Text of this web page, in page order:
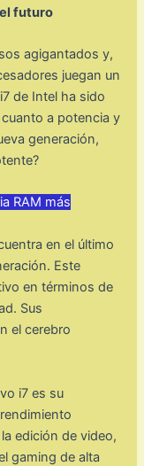
futuro
agigantados y,
juegan un
de Intel ha sido
a potencia y
generación,
RAM más
en el último
Este
en términos de
Sus
el cerebro
i7 es su
edición de video,
gaming de alta